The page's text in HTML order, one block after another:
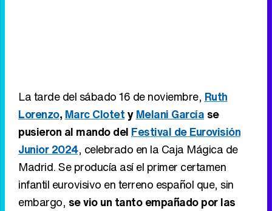
La tarde del sábado 16 de noviembre, Ruth
Lorenzo, Marc ClotetyMelani García se
pusieron al mando del Festival de Eurovisión
Junior 2024, celebrado en la Caja Mágica de
Madrid. Se producía así el primer certamen
infantil eurovisivo en terreno español que, sin
embargo, se vio un tanto empañado por las